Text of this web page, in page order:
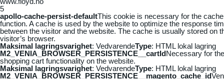
5
apollo-cache-persist-defaultThis cookie is necessary for the cache
function. A cache is used by the website to optimize the response
between the visitor and the website. The cache is usually stored on
visitor’s browser.
Maksimal lagringsvarighet: VedvarendeType: HTML lokal lagring
M2_VENIA_BROWSER_PERSISTENCE__cartIdNecessary for the
shopping cart functionality on the website.
Maksimal lagringsvarighet: VedvarendeType: HTML lokal lagring
M2_VENIA_BROWSER_PERSISTENCE__magento_cache_id